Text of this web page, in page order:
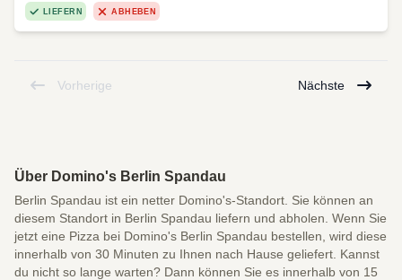
LIEFERN ABHEBEN
Vorherige Nächste
Über Domino's Berlin Spandau
Berlin Spandau ist ein netter Domino's-Standort. Sie können an
diesem Standort in Berlin Spandau liefern und abholen. Wenn Sie
jetzt eine Pizza bei Domino's Berlin Spandau bestellen, wird diese
innerhalb von 30 Minuten zu Ihnen nach Hause geliefert. Kannst
du nicht so lange warten? Dann können Sie es innerhalb von 15